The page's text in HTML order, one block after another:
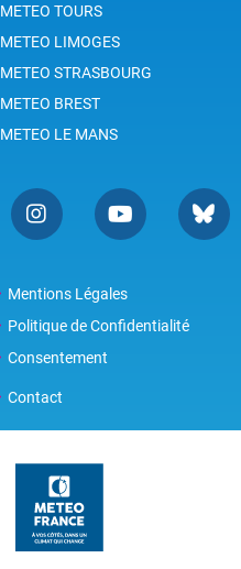
METEO TOURS
METEO LIMOGES
METEO STRASBOURG
METEO BREST
METEO LE MANS
Mentions Légales
Politique de Confidentialité
Consentement
Contact